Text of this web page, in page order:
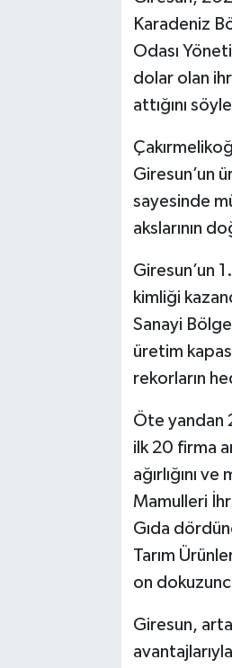
Karadeniz
Odası
dolar olan
attığını
Giresun’un
sayesinde
akslarının
Giresun’un
kimliği
Sanayi
üretim
rekorların
Öte yandan
ilk 20 firma
ağırlığını
Mamulleri
Gıda
Tarım
on
Giresun,